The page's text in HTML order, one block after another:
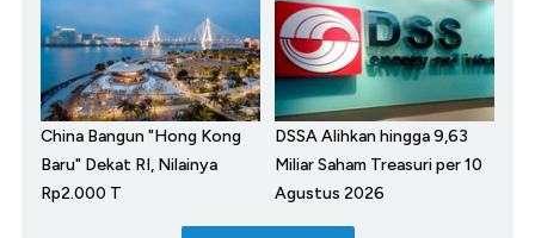
China Bangun "Hong Kong
Baru" Dekat RI, Nilainya
Rp2.000 T
DSSA Alihkan hingga 9,63
Miliar Saham Treasuri per 10
Agustus 2026